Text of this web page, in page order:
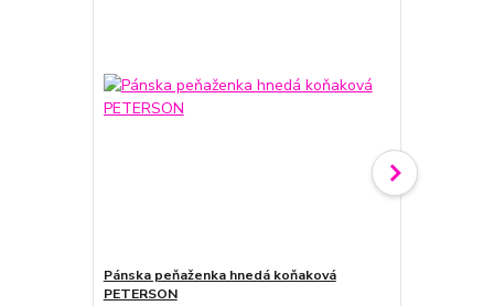
Pánska peňaženka hnedá koňaková
PETERSON